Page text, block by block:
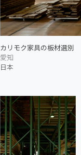
カリモク家具の板材選別
愛知
日本